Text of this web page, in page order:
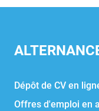
Dépôt de CV en
Offres d'emploi en